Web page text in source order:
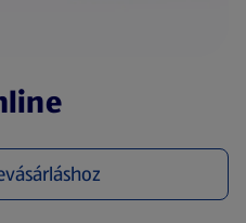
(új oldalon nyílik meg)